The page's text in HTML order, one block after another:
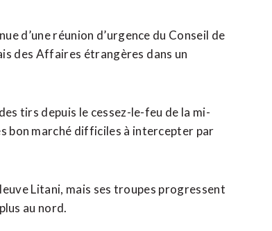
d’une réunion d’urgence du Conseil de
des Affaires étrangères ⁠dans un
tirs depuis le cessez-le-feu de la mi-
bon marché difficiles à intercepter par
Litani, mais ses troupes progressent
au nord.